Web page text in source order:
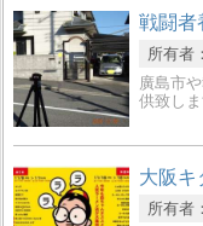
戦闘者
所有者：
廣島市
供致し
大阪キ
所有者：